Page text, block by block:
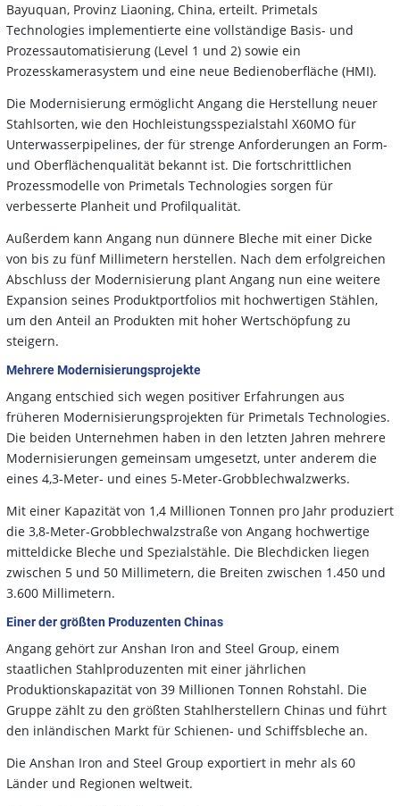
Bayuquan, Provinz Liaoning, China, erteilt. Primetals
Technologies implementierte eine vollständige Basis- und
Prozessautomatisierung (Level 1 und 2) sowie ein
Prozesskamerasystem und eine neue Bedienoberfläche (HMI).
Die Modernisierung ermöglicht Angang die Herstellung neuer
Stahlsorten, wie den Hochleistungsspezialstahl X60MO für
Unterwasserpipelines, der für strenge Anforderungen an Form-
und Oberflächenqualität bekannt ist. Die fortschrittlichen
Prozessmodelle von Primetals Technologies sorgen für
verbesserte Planheit und Profilqualität.
Außerdem kann Angang nun dünnere Bleche mit einer Dicke
von bis zu fünf Millimetern herstellen. Nach dem erfolgreichen
Abschluss der Modernisierung plant Angang nun eine weitere
Expansion seines Produktportfolios mit hochwertigen Stählen,
um den Anteil an Produkten mit hoher Wertschöpfung zu
steigern.
Mehrere Modernisierungsprojekte
Angang entschied sich wegen positiver Erfahrungen aus
früheren Modernisierungsprojekten für Primetals Technologies.
Die beiden Unternehmen haben in den letzten Jahren mehrere
Modernisierungen gemeinsam umgesetzt, unter anderem die
eines 4,3-Meter- und eines 5-Meter-Grobblechwalzwerks.
Mit einer Kapazität von 1,4 Millionen Tonnen pro Jahr produziert
die 3,8-Meter-Grobblechwalzstraße von Angang hochwertige
mitteldicke Bleche und Spezialstähle. Die Blechdicken liegen
zwischen 5 und 50 Millimetern, die Breiten zwischen 1.450 und
3.600 Millimetern.
Einer der größten Produzenten Chinas
Angang gehört zur Anshan Iron and Steel Group, einem
staatlichen Stahlproduzenten mit einer jährlichen
Produktionskapazität von 39 Millionen Tonnen Rohstahl. Die
Gruppe zählt zu den größten Stahlherstellern Chinas und führt
den inländischen Markt für Schienen- und Schiffsbleche an.
Die Anshan Iron and Steel Group exportiert in mehr als 60
Länder und Regionen weltweit.